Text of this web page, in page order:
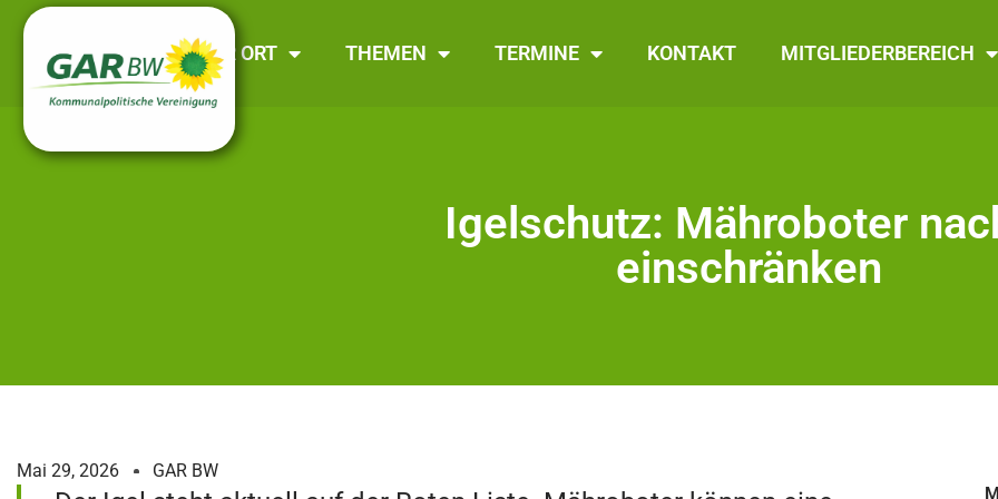
GAR BW VOR ORT THEMEN TERMINE KONTAKT MITGLIEDERBEREICH
Igelschutz: Mähroboter
einschränken
Mai 29, 2026 GAR BW